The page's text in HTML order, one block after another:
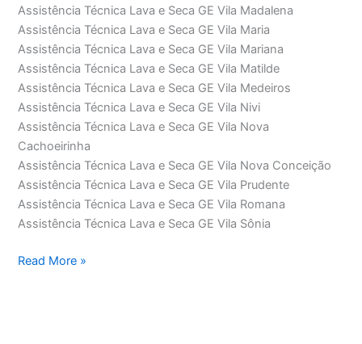
Assistência Técnica Lava e Seca GE Vila Madalena
Assistência Técnica Lava e Seca GE Vila Maria
Assistência Técnica Lava e Seca GE Vila Mariana
Assistência Técnica Lava e Seca GE Vila Matilde
Assistência Técnica Lava e Seca GE Vila Medeiros
Assistência Técnica Lava e Seca GE Vila Nivi
Assistência Técnica Lava e Seca GE Vila Nova
Cachoeirinha
Assistência Técnica Lava e Seca GE Vila Nova Conceição
Assistência Técnica Lava e Seca GE Vila Prudente
Assistência Técnica Lava e Seca GE Vila Romana
Assistência Técnica Lava e Seca GE Vila Sônia
Assistência
Read More »